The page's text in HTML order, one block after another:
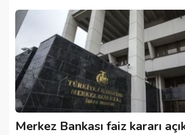
Merkez Bankası faiz kararı